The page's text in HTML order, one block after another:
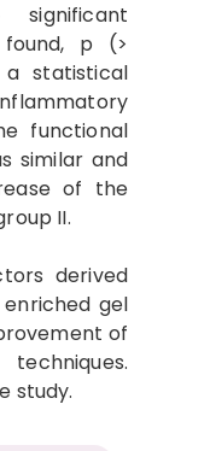
significant
p (>
statistical
functional
similar and
of the
II.
derived
gel
of
study.